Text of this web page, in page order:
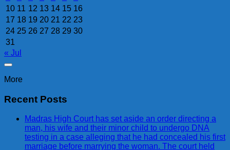
10 11 12 13 14 15 16
17 18 19 20 21 22 23
24 25 26 27 28 29 30
31
« Jul
More
Recent Posts
Madras High Court has set aside an order directing a
man, his wife and their minor child to undergo DNA
testing in a case alleging that he had concealed his first
marriage before marrying the woman. The court held